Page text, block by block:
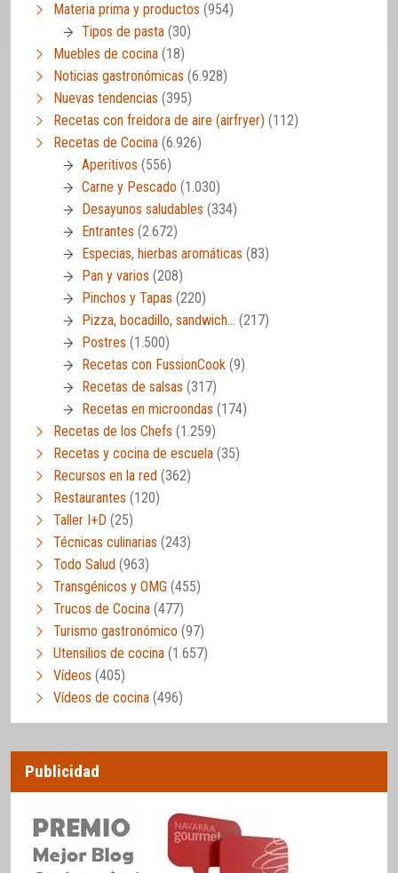
Materia prima y productos (954)
Tipos de pasta (30)
Muebles de cocina (18)
Noticias gastronómicas (6.928)
Nuevas tendencias (395)
Recetas con freidora de aire (airfryer) (112)
Recetas de Cocina (6.926)
Aperitivos (556)
Carne y Pescado (1.030)
Desayunos saludables (334)
Entrantes (2.672)
Especias, hierbas aromáticas (83)
Pan y varios (208)
Pinchos y Tapas (220)
Pizza, bocadillo, sandwich… (217)
Postres (1.500)
Recetas con FussionCook (9)
Recetas de salsas (317)
Recetas en microondas (174)
Recetas de los Chefs (1.259)
Recetas y cocina de escuela (35)
Recursos en la red (362)
Restaurantes (120)
Taller I+D (25)
Técnicas culinarias (243)
Todo Salud (963)
Transgénicos y OMG (455)
Trucos de Cocina (477)
Turismo gastronómico (97)
Utensilios de cocina (1.657)
Vídeos (405)
Vídeos de cocina (496)
Publicidad